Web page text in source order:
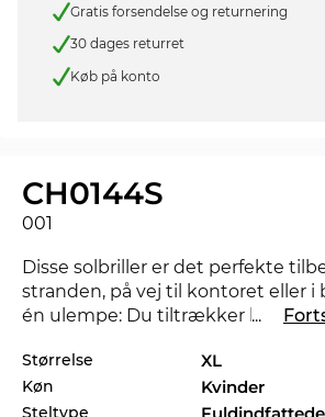
Gratis forsendelse og returnering
30 dages returret
Køb på konto
CH0144S
001
Disse solbriller er det perfekte
stranden, på vej til kontoret eller i
én ulempe: Du tiltrækker helt
ville matche bedre med dit
tjek også de andre styles af
sortiment fra 2023, og 2024 fra
...
Størrelse XL
Køn Kvinder
Steltype Fuldindfattede